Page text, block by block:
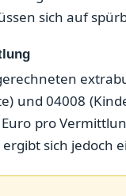
sich auf
und 04008
pro
sich jedoch